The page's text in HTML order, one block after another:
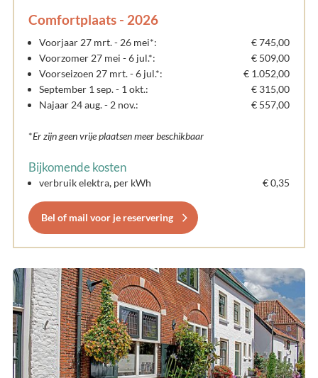
Comfortplaats - 2026
Voorjaar 27 mrt. - 26 mei*:
€ 745,00
Voorzomer 27 mei - 6 jul.*:
€ 509,00
Voorseizoen 27 mrt. - 6 jul.*:
€ 1.052,00
September 1 sep. - 1 okt.:
€ 315,00
Najaar 24 aug. - 2 nov.:
€ 557,00
*Er zijn geen vrije plaatsen meer beschikbaar
Bijkomende kosten
verbruik elektra, per kWh € 0,35
Bel of mail voor je reservering